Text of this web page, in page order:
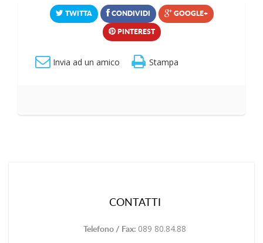
TWITTA CONDIVIDI GOOGLE+
PINTEREST
Invia ad un amico Stampa
CONTATTI
Telefono / Fax: 089 80.84.88